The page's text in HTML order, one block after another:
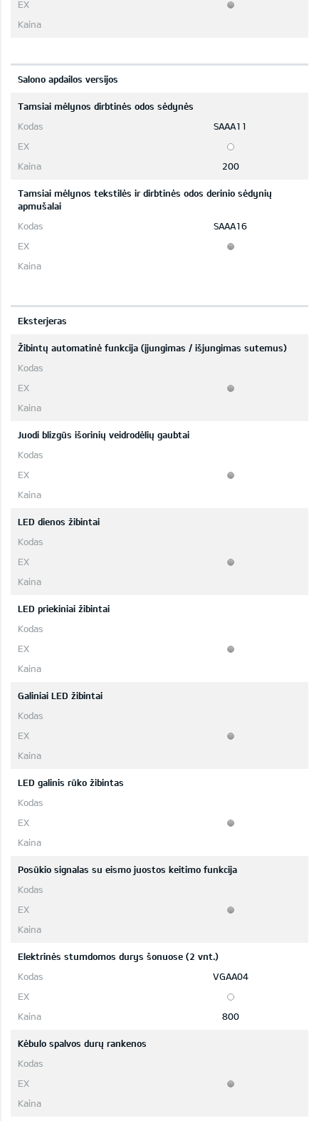
Salono apdailos versijos
Tamsiai mėlynos dirbtinės odos sėdynės
SAAA11
200
Tamsiai mėlynos tekstilės ir dirbtinės odos derinio sėdynių
apmušalai
SAAA16
Eksterjeras
Žibintų automatinė funkcija (įjungimas / išjungimas sutemus)
Juodi blizgūs išorinių veidrodėlių gaubtai
LED dienos žibintai
LED priekiniai žibintai
Galiniai LED žibintai
LED galinis rūko žibintas
Posūkio signalas su eismo juostos keitimo funkcija
Elektrinės stumdomos durys šonuose (2 vnt.)
VGAA04
800
Kėbulo spalvos durų rankenos